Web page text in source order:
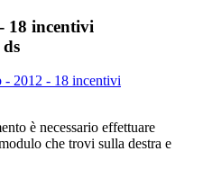
18 incentivi
- 2012 - 18 incentivi
è necessario effettuare
che trovi sulla destra e